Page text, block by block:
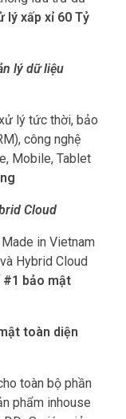
lý xấp xỉ 60 Tỷ
lý dữ liệu
lý tức thời, bảo
công nghệ
Mobile, Tablet
Cloud
in Vietnam
Hybrid Cloud
#1 bảo mật
toàn diện
toàn bộ phần
phẩm inhouse